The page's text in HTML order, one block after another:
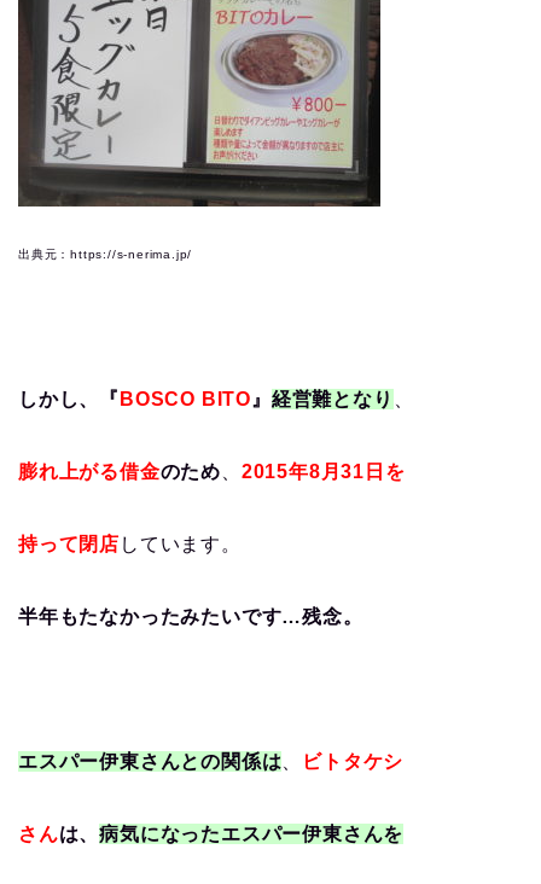
出典元：https://s-nerima.jp/
しかし、『 BOSCO BITO 』 経営難となり
膨れ上がる借金のため 2015年8月31日を
持って閉店 しています。
半年もたなかったみたいです…残念。
エスパー伊東さんとの関係は ビトタケシ
さんは、病気になったエスパー伊東さんを